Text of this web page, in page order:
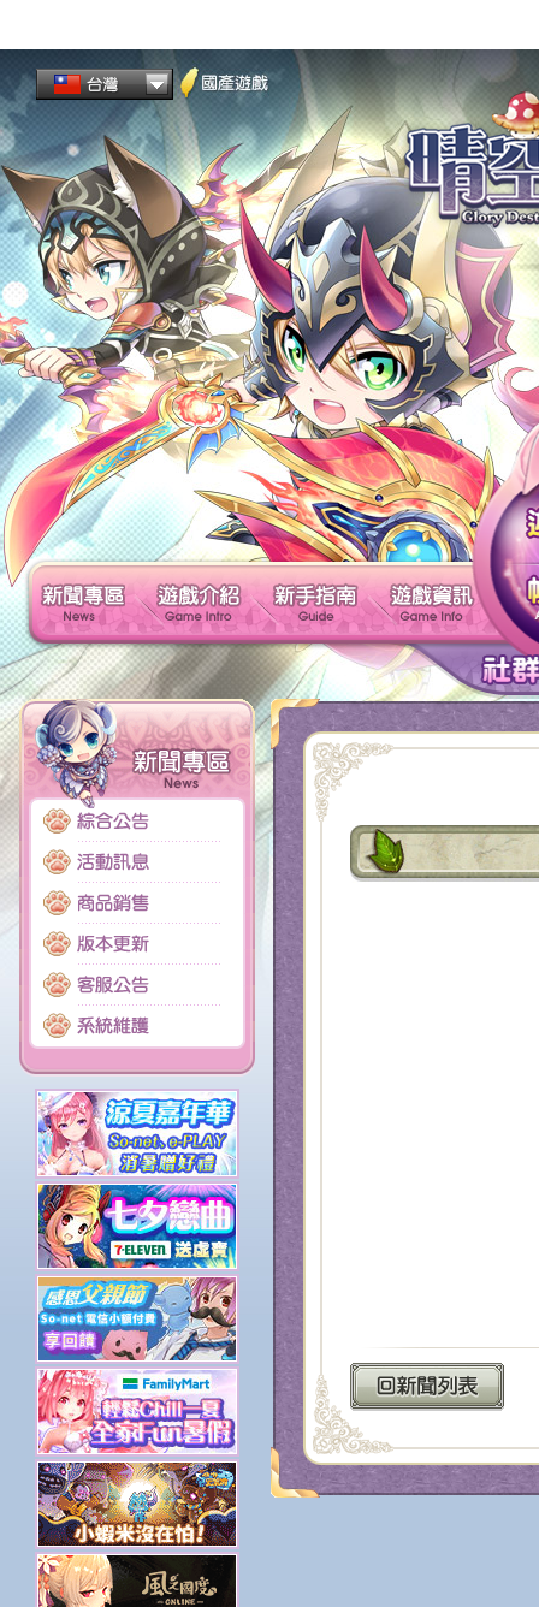
新聞專區 遊戲介紹 新手指南